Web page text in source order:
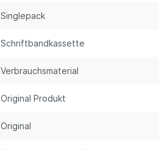
Singlepack
Schriftbandkassette
Verbrauchsmaterial
Original Produkt
Original